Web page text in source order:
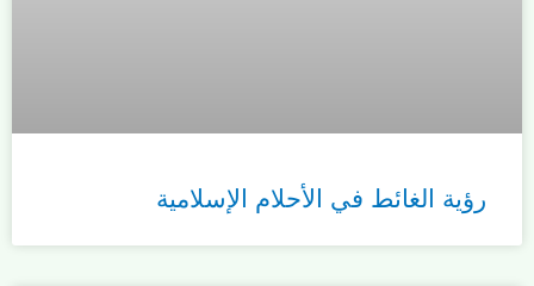
رؤية الغائط في الأحلام الإسلامية